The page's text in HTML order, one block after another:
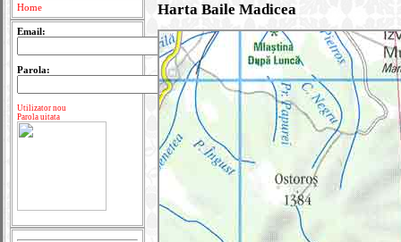
Home
Email:
Parola:
Utilizator nou
Parola uitata
Harta Baile Madicea